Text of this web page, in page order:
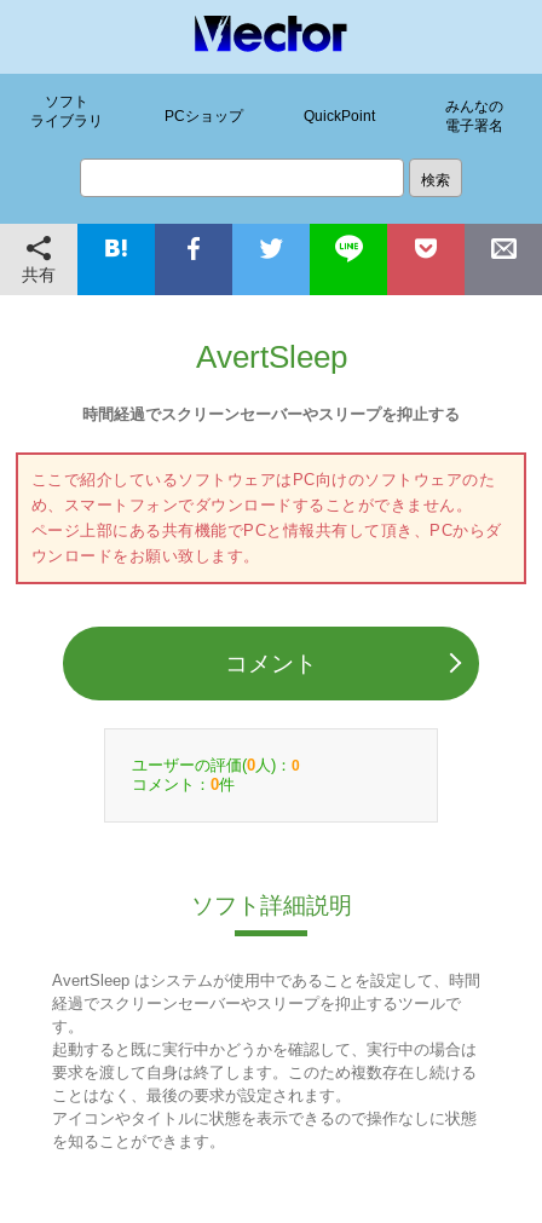
ソフト
ライブラリ
PCショップ QuickPoint
みんなの
電子署名
共有
AvertSleep
時間経過でスクリーンセーバーやスリープを抑止する
ここで紹介しているソフトウェアはPC向けのソフトウェアのた
め、スマートフォンでダウンロードすることができません。
ページ上部にある共有機能でPCと情報共有して頂き、PCからダ
ウンロードをお願い致します。
コメント
ユーザーの評価(0 人)： 0
コメント： 0件
ソフト詳細説明
AvertSleep はシステムが使用中であることを設定して、時間
経過でスクリーンセーバーやスリープを抑止するツールで
す。
起動すると既に実行中かどうかを確認して、実行中の場合は
要求を渡して自身は終了します。このため複数存在し続ける
ことはなく、最後の要求が設定されます。
アイコンやタイトルに状態を表示できるので操作なしに状態
を知ることができます。